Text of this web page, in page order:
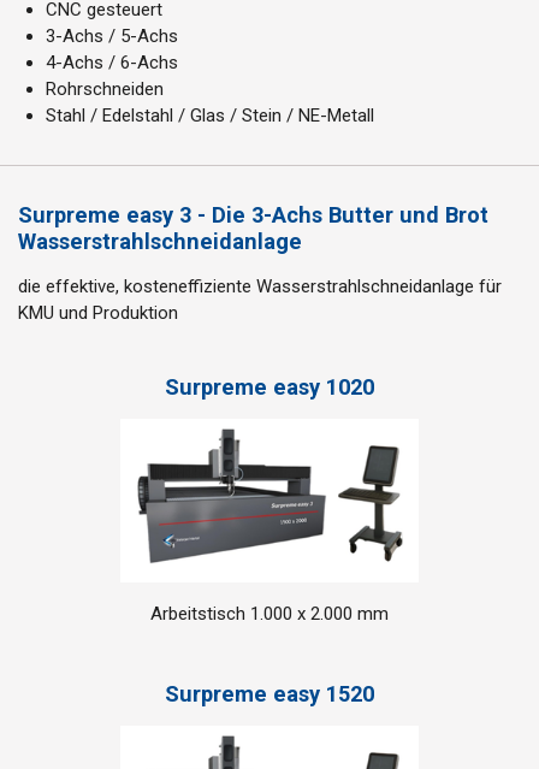
CNC gesteuert
3-Achs / 5-Achs
4-Achs / 6-Achs
Rohrschneiden
Stahl / Edelstahl / Glas / Stein / NE-Metall
Surpreme easy 3 - Die 3-Achs Butter und Brot
Wasserstrahlschneidanlage
die effektive, kosteneffiziente Wasserstrahlschneidanlage für
KMU und Produktion
Surpreme easy 1020
Arbeitstisch 1.000 x 2.000 mm
Surpreme easy 1520